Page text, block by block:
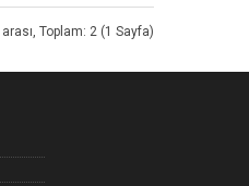
Toplam: 2 (1 Sayfa)